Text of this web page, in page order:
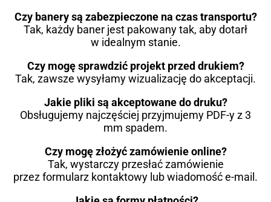
Czy banery są zabezpieczone na czas transportu?
Tak, każdy baner jest pakowany tak, aby dotarł
w idealnym stanie.
Czy mogę sprawdzić projekt przed drukiem?
Tak, zawsze wysyłamy wizualizację do akceptacji.
Jakie pliki są akceptowane do druku?
Obsługujemy najczęściej przyjmujemy PDF-y z 3
mm spadem.
Czy mogę złożyć zamówienie online?
Tak, wystarczy przesłać zamówienie
przez formularz kontaktowy lub wiadomość e-mail.